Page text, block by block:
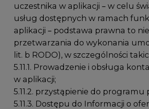
uczestnika w aplikacji – w celu
usług dostępnych w ramach
aplikacji – podstawa prawna to
przetwarzania do wykonania
lit. b RODO), w szczególności
5.11.1. Prowadzenie i obsługa
w aplikacji;
5.11.2. przystąpienie do
5.11.3. Dostępu do Informacji o